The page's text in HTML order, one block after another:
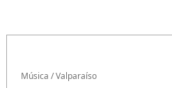
Música /Valparaíso